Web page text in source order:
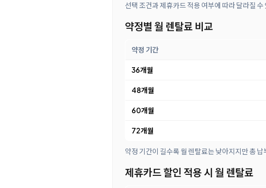
선택 조건과 제휴카드 적용 여부에 따라 달라질 수
약정별 월 렌탈료 비교
약정 기간
36개월
48개월
60개월
72개월
약정 기간이 길수록 월 렌탈료는 낮아지지만 총
제휴카드 할인 적용 시 월 렌탈료